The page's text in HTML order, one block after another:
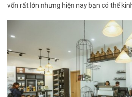
vốn rất lớn nhưng hiện nay bạn có thể